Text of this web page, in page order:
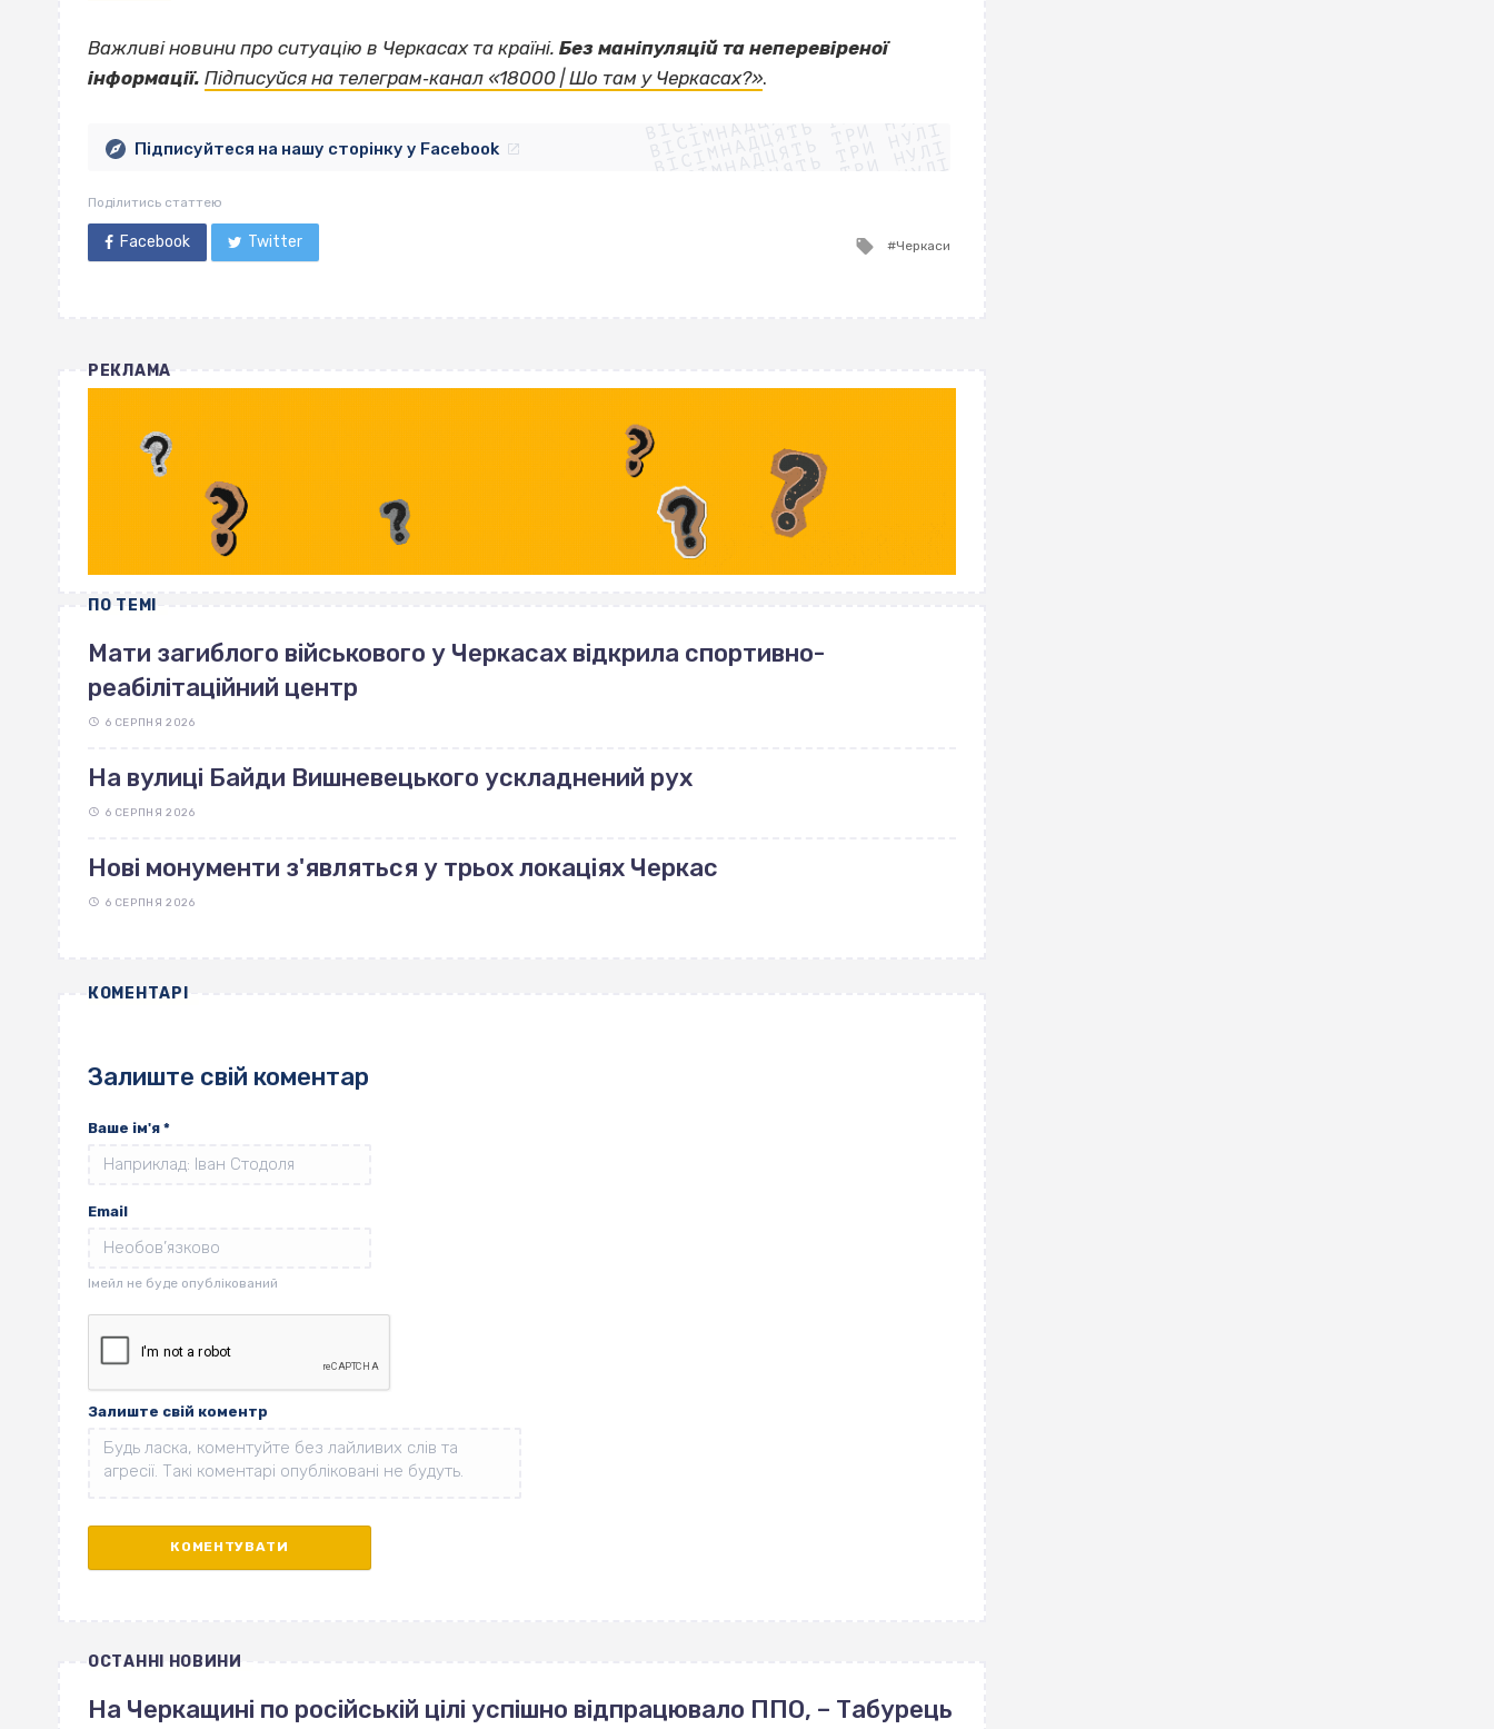
Важливі новини про ситуацію в Черкасах та країні. Без маніпуляцій та неперевіреної
інформації. Підписуйся на телеграм‐канал «18000 | Шо там у Черкасах?».
ВІСІМНАДЦЯТЬ ТРИ НУЛІ
ВІСІМНАДЦЯТЬ ТРИ НУЛІ
ВІСІМНАДЦЯТЬ ТРИ НУЛІ
ВІСІМНАДЦЯТЬ ТРИ НУЛІ
ВІСІМНАДЦЯТЬ ТРИ НУЛІ
ВІСІМНАДЦЯТЬ ТРИ НУЛІ
ВІСІМНАДЦЯТЬ ТРИ НУЛІ
ВІСІМНАДЦЯТЬ ТРИ НУЛІ
Підписуйтеся на нашу сторінку у Facebook
Поділитись статтею
Facebook Twitter
Tagged
Черкаси
РЕКЛАМА
ПО ТЕМІ
Мати загиблого військового у Черкасах відкрила спортивно-
реабілітаційний центр
6 СЕРПНЯ 2026
На вулиці Байди Вишневецького ускладнений рух
6 СЕРПНЯ 2026
Нові монументи з'являться у трьох локаціях Черкас
6 СЕРПНЯ 2026
КОМЕНТАРІ
Залиште свій коментар
Ваше ім'я *
Email
Залиште свій коментр
ОСТАННІ НОВИНИ
На Черкащині по російській цілі успішно відпрацювало ППО, – Табурець